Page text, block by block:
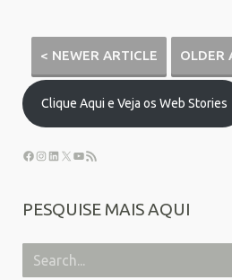
< NEWER ARTICLE OLDER
Clique Aqui e Veja os Web Stories
PESQUISE MAIS AQUI